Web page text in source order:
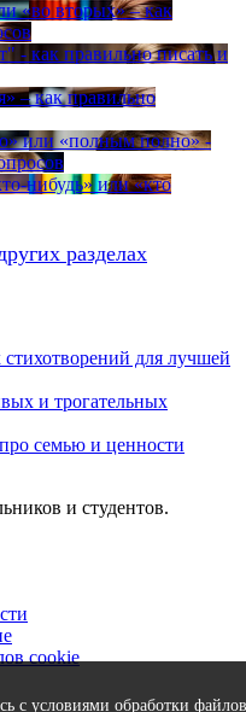
«во вторых» – как
- как правильно писать и
– как правильно
или «полным полно» -
нибудь» или «кто
разделах
для лучшей
и трогательных
семью и ценности
с условиями обработки файлов
и студентов.
cookie